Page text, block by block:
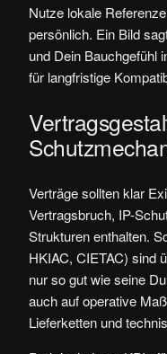
Nutze lokale
persönlich. Ein Bild
und Dein Bauchgefühl
für langfristige
Verträge sollten klar
Vertragsbruch, IP-
Strukturen enthalten.
HKIAC, CIETAC) sind
nur so gut wie seine
auch auf operative
Lieferketten und